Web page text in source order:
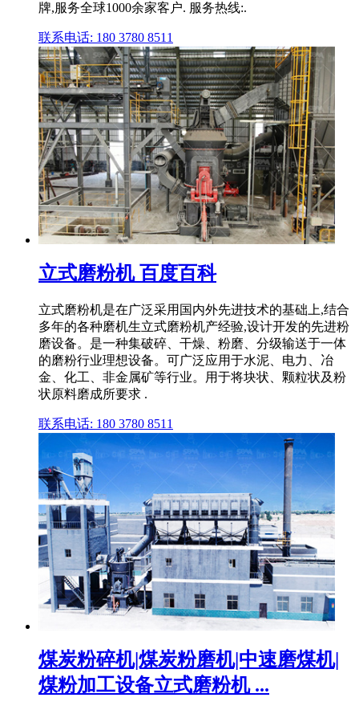
牌,服务全球1000余家客户. 服务热线:.
联系电话: 180 3780 8511
立式磨粉机 百度百科
立式磨粉机是在广泛采用国内外先进技术的基础上,结合
多年的各种磨机生立式磨粉机产经验,设计开发的先进粉
磨设备。是一种集破碎、干燥、粉磨、分级输送于一体
的磨粉行业理想设备。可广泛应用于水泥、电力、冶
金、化工、非金属矿等行业。用于将块状、颗粒状及粉
状原料磨成所要求 .
联系电话: 180 3780 8511
煤炭粉碎机|煤炭粉磨机|中速磨煤机|
煤粉加工设备立式磨粉机 ...